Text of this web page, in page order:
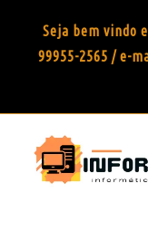
Seja bem vindo
99955-2565 / e-